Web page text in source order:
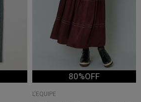
80%OFF
L'EQUIPE